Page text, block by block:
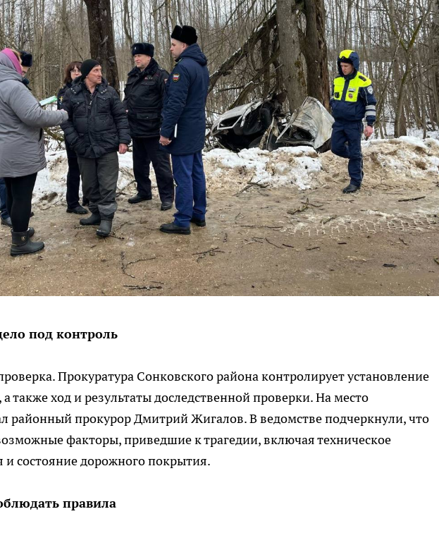
под контроль
Прокуратура Сонковского района контролирует установление
а также ход и результаты доследственной проверки. На место
районный прокурор Дмитрий Жигалов. В ведомстве подчеркнули, что
факторы, приведшие к трагедии, включая техническое
и состояние дорожного покрытия.
правила